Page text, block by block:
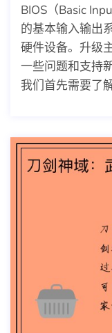
BIOS（Basic
的基本输入输出
硬件设备。升级
一些问题和支持
我们首先需要了